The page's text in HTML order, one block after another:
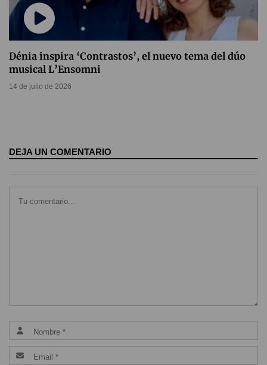
Dénia inspira ‘Contrastos’, el nuevo tema del dúo
musical L’Ensomni
14 de julio de 2026
DEJA UN COMENTARIO